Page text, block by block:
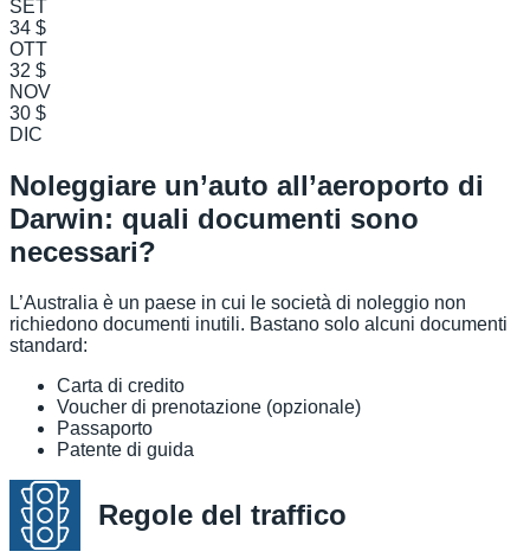
SET
34 $
OTT
32 $
NOV
30 $
DIC
Noleggiare un’auto all’aeroporto di
Darwin: quali documenti sono
necessari?
L’Australia è un paese in cui le società di noleggio non
richiedono documenti inutili. Bastano solo alcuni documenti
standard:
Carta di credito
Voucher di prenotazione (opzionale)
Passaporto
Patente di guida
Regole del traffico